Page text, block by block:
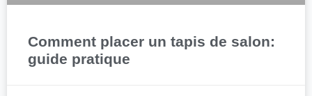
Comment placer un tapis de salon:
guide pratique